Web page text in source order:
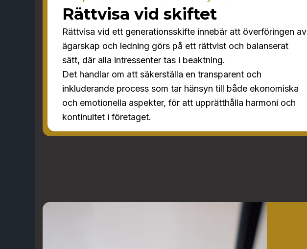
Rättvisa vid skiftet
Rättvisa vid ett generationsskifte innebär att överföringen av
ägarskap och ledning görs på ett rättvist och balanserat
sätt, där alla intressenter tas i beaktning.
Det handlar om att säkerställa en transparent och
inkluderande process som tar hänsyn till både ekonomiska
och emotionella aspekter, för att upprätthålla harmoni och
kontinuitet i företaget.